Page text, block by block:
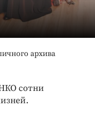
архива
сотни